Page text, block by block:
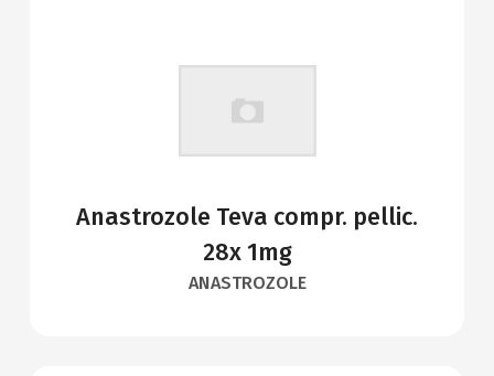
Anastrozole Teva compr. pellic.
28x 1mg
ANASTROZOLE